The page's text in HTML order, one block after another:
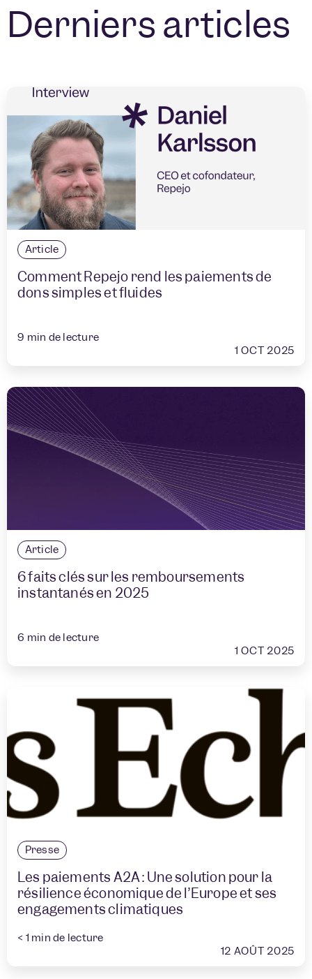
Derniers articles
Article
Comment Repejo rend les paiements de
dons simples et fluides
9 min de lecture
1 OCT 2025
Article
6 faits clés sur les remboursements
instantanés en 2025
6 min de lecture
1 OCT 2025
Presse
Les paiements A2A : Une solution pour la
résilience économique de l’Europe et ses
engagements climatiques
< 1 min de lecture
12 AOÛT 2025